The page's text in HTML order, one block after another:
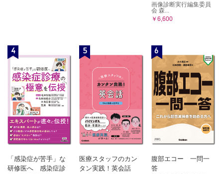
画像診断実行編集委員
会 森...
￥6,600
4
「感染症が苦手」な
研修医へ 感染症診
5
医療スタッフのカン
タン実践！英会話
6
腹部エコー 一問一
答